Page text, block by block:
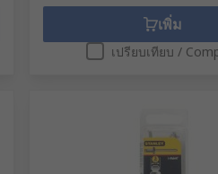
เพิ่ม
เปรียบเทียบ /